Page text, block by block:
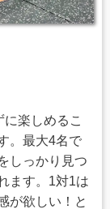
楽しめるこ
。最大4名で
しっかり見つ
ます。1対1は
が欲しい！と